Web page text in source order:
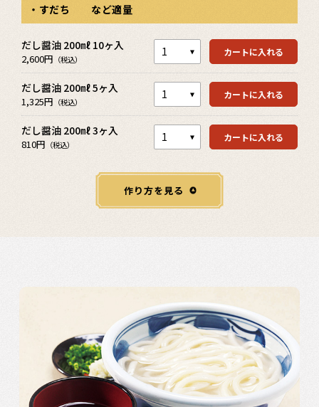
・すだち など適量
だし醤油 200㎖ 10ヶ入
2,600円 （税込）
カートに入れる
だし醤油 200㎖ 5ヶ入
1,325円 （税込）
カートに入れる
カートを見る
だし醤油 200㎖ 3ヶ入
810円 （税込）
カートに入れる
カートを見る